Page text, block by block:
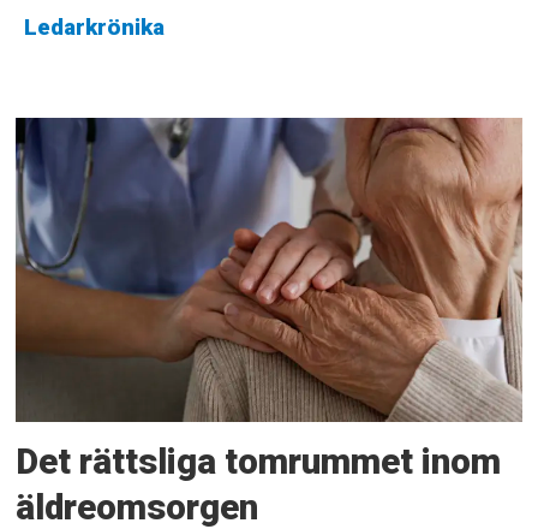
Ledarkrönika
Det rättsliga tomrummet inom
äldreomsorgen